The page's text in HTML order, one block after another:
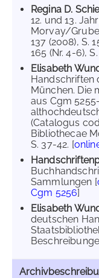
Regina D.
12. und 13.
Morvay/
137 (2008), S.
165 (Nr. 4-6), S.
Elisabeth
Handschriften
München. Die
aus Cgm
(Catalogus
Bibliothecae
S. 37-42. [
Sammlungen [
Cgm 5256]
Elisabeth
deutschen